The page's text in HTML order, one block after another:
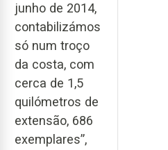
junho de 2014,
contabilizámos
só num troço
da costa, com
cerca de 1,5
quilómetros de
extensão, 686
exemplares”,